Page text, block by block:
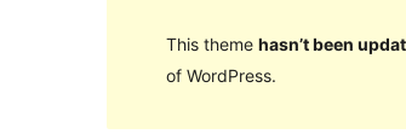
This theme hasn’t been
of WordPress.